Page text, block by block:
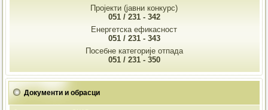
Пројекти (јавни конкурс)
051 / 231 - 342
Енергетска ефикасност
051 / 231 - 343
Посебне категорије отпада
051 / 231 - 350
Документи и обрасци